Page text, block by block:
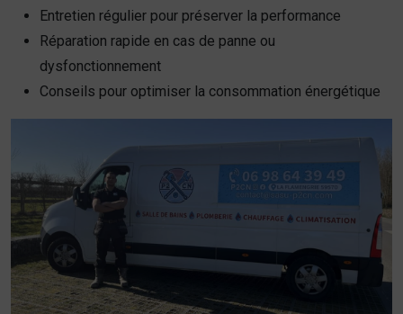
Entretien régulier pour préserver la performance
Réparation rapide en cas de panne ou
dysfonctionnement
Conseils pour optimiser la consommation énergétique